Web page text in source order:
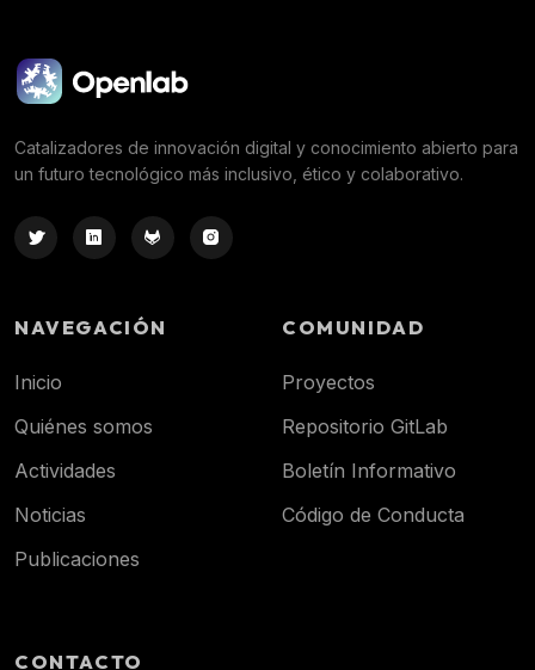
Catalizadores de innovación digital y conocimiento abierto para
un futuro tecnológico más inclusivo, ético y colaborativo.
NAVEGACIÓN
Inicio
Quiénes somos
Actividades
Noticias
Publicaciones
COMUNIDAD
Proyectos
Repositorio GitLab
Boletín Informativo
Código de Conducta
CONTACTO